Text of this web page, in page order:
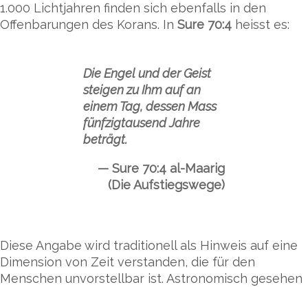
1.000 Lichtjahren finden sich ebenfalls in den
Offenbarungen des Korans. In Sure 70:4 heisst es:
Die Engel und der Geist
steigen zu Ihm auf an
einem Tag, dessen Mass
fünfzigtausend Jahre
beträgt.
Sure 70:4 al-Maarig
(Die Aufstiegswege)
Diese Angabe wird traditionell als Hinweis auf eine
Dimension von Zeit verstanden, die für den
Menschen unvorstellbar ist. Astronomisch gesehen